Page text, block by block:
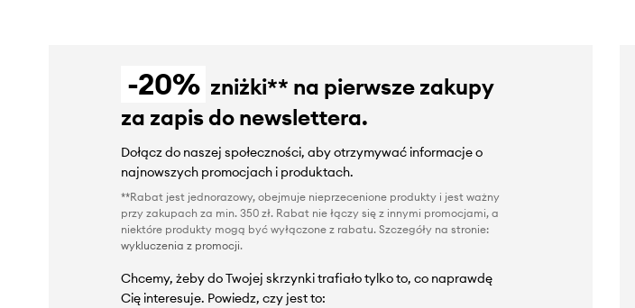
-20% zniżki** na pierwsze zakupy
za zapis do newslettera.
Dołącz do naszej społeczności, aby otrzymywać informacje o
najnowszych promocjach i produktach.
**Rabat jest jednorazowy, obejmuje nieprzecenione produkty i jest ważny
przy zakupach za min. 350 zł. Rabat nie łączy się z innymi promocjami, a
niektóre produkty mogą być wyłączone z rabatu. Szczegóły na stronie:
wykluczenia z promocji.
Chcemy, żeby do Twojej skrzynki trafiało tylko to, co naprawdę
Cię interesuje. Powiedz, czy jest to: